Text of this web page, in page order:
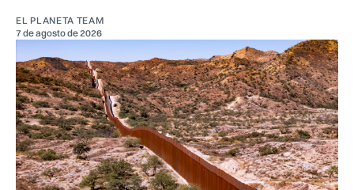
EL PLANETA TEAM
7 de agosto de 2026